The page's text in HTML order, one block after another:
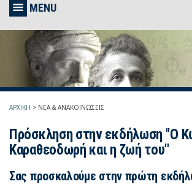
MENU
ΑΡΧΙΚΗ > ΝΕΑ & ΑΝΑΚΟΙΝΩΣΕΙΣ
Πρόσκληση στην εκδήλωση ''Ο
Καραθεοδωρή και η ζωή του''
Σας προσκαλούμε στην πρώτη